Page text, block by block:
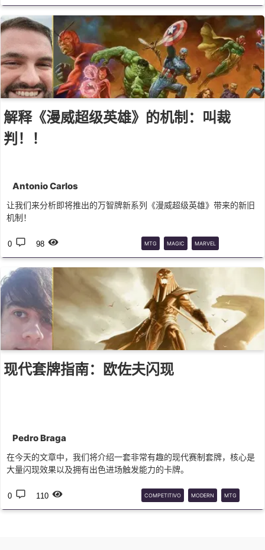
ARENA
解释《漫威超级英雄》的机制：叫裁
判！！
Antonio Carlos
让我们来分析即将推出的万智牌新系列《漫威超级英雄》带来的新旧
机制！
0 98 MTG MAGIC MARVEL
MECHANICS
现代套牌指南：欧佐夫闪现
Pedro Braga
在今天的文章中，我们将介绍一套非常有趣的现代赛制套牌，核心是
大量闪现效果以及拥有出色进场触发能力的卡牌。
0 110 COMPETITIVO MODERN MTG
SOS